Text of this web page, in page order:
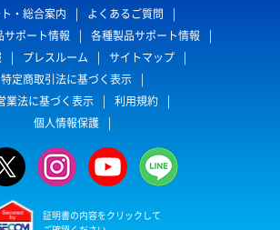
・総合案内
よくあるご質問
ポート情報
各種製品サポート情報
プレスルーム
サイトマップ
特定商取引法に基づく表示
業法に基づく表示
利用規約
個人情報保護
証明書の内容をクリックして